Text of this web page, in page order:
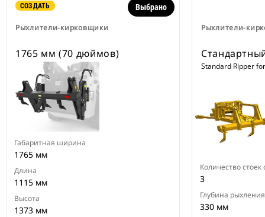
СОЗДАТЬ
Рыхлители-кирковщики
Выбрано
1765 мм (70 дюймов)
Габаритная ширина
1765 мм
Длина
1115 мм
Высота
1373 мм
Рыхлители-
Standard Ripper
Количество
3
Глубина
330 мм